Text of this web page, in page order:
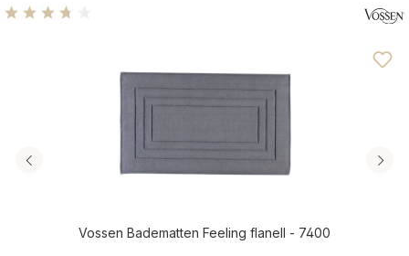
Vossen Badematten Feeling flanell - 7400